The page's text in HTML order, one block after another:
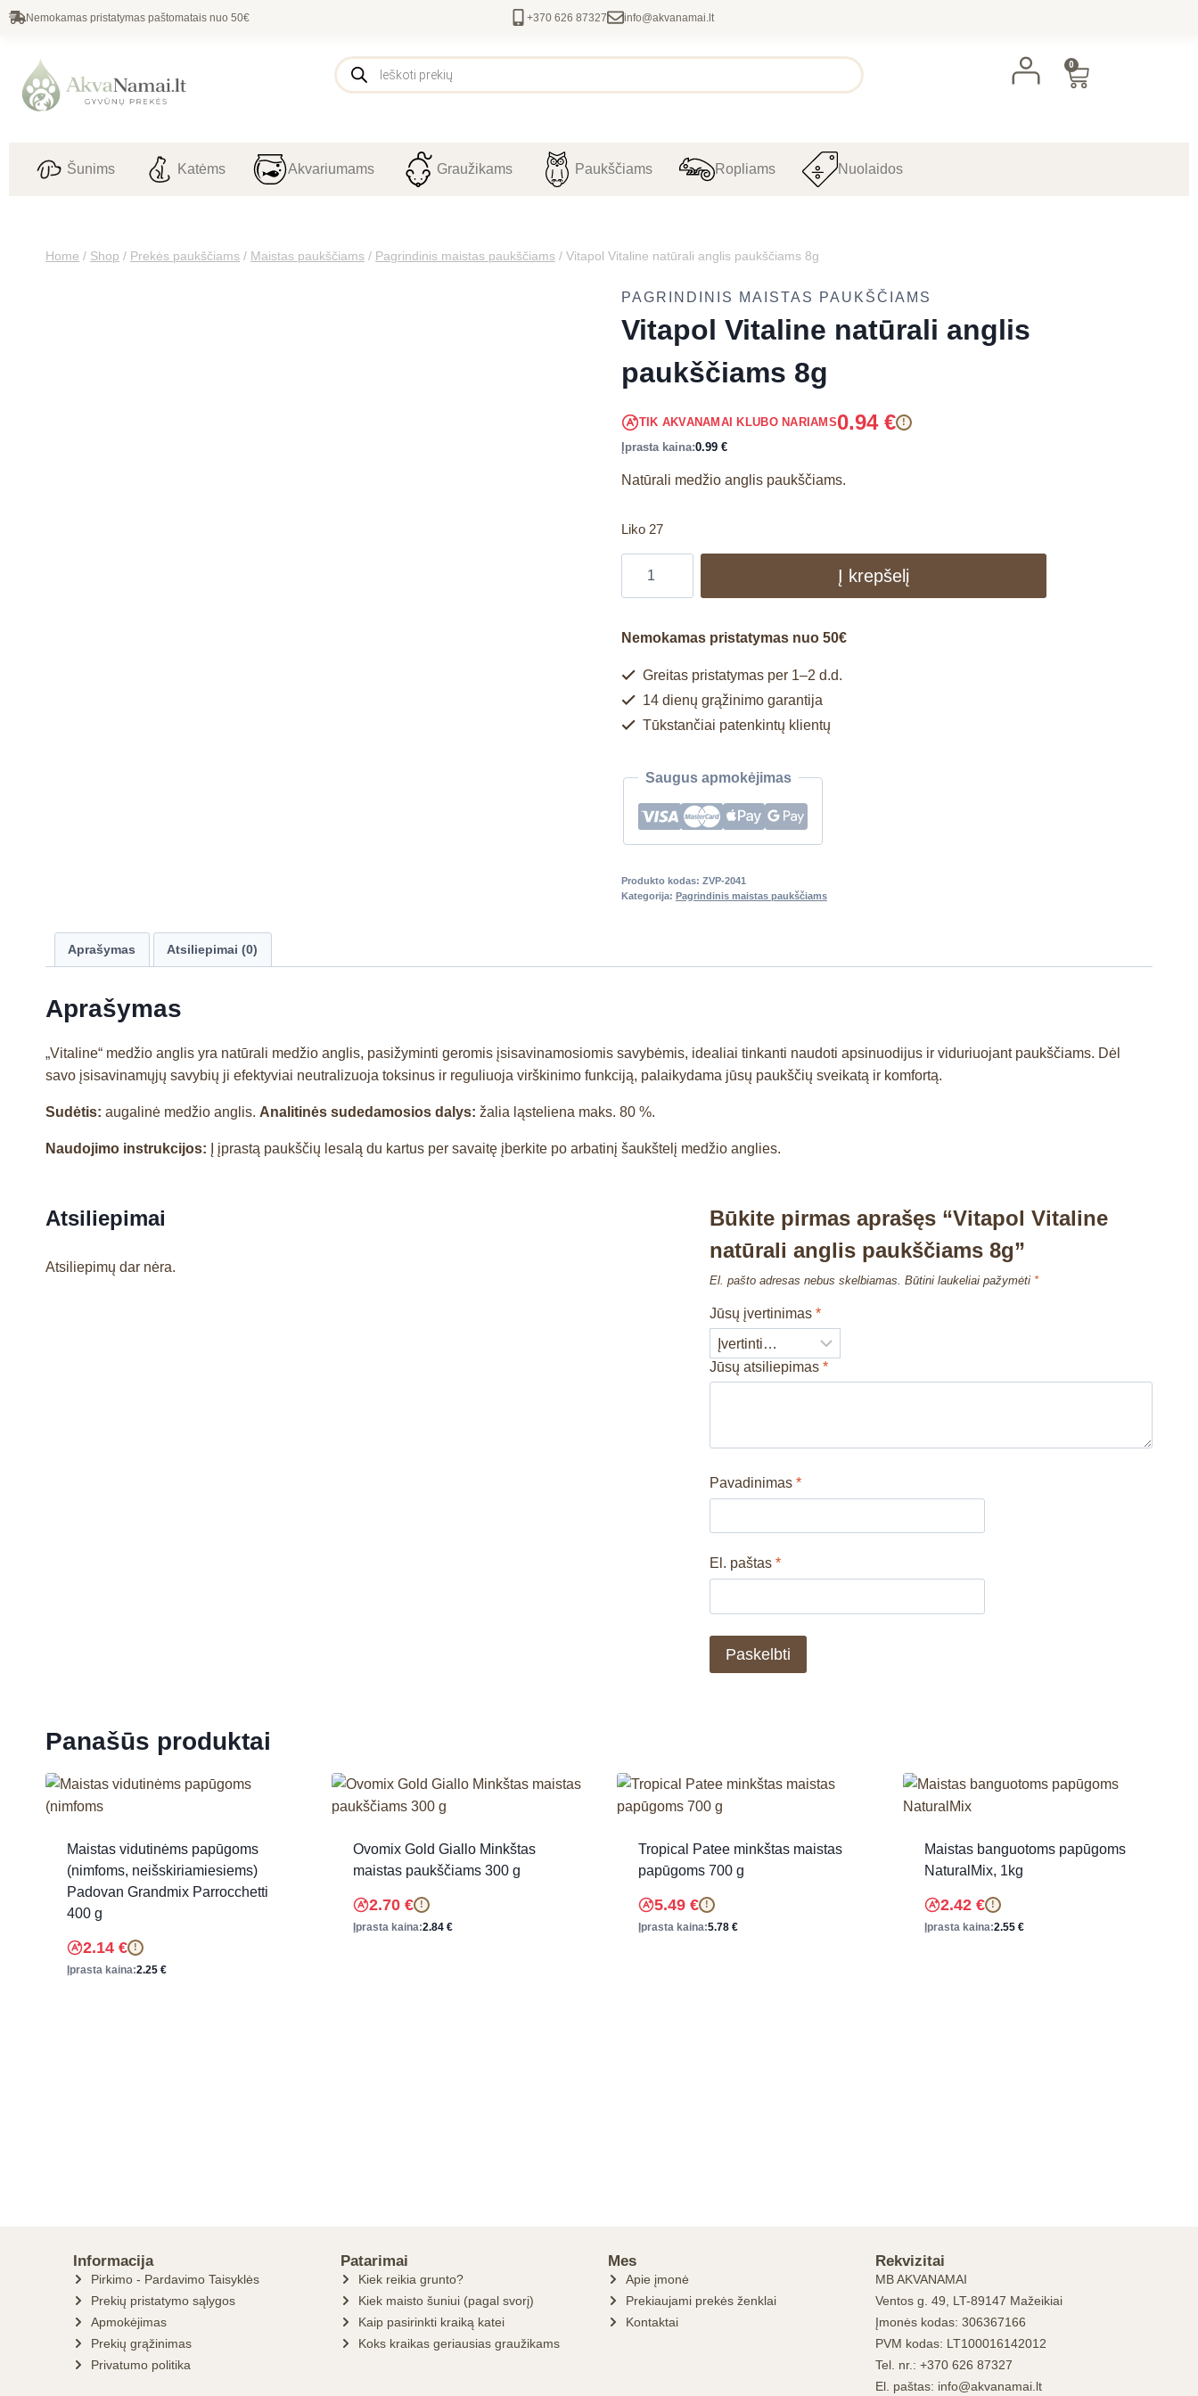
Nemokamas pristatymas paštomatais nuo 50€ +370 626 87327 info@akvanamai.lt
0
Šunims Katėms Akvariumams Graužikams Paukščiams Ropliams Nuolaidos
Home / Shop / Prekės paukščiams / Maistas paukščiams / Pagrindinis maistas paukščiams / Vitapol Vitaline natūrali anglis paukščiams 8g
PAGRINDINIS MAISTAS PAUKŠČIAMS
Vitapol Vitaline natūrali anglis
paukščiams 8g
TIK AKVANAMAI KLUBO NARIAMS0.94 € !
Įprasta kaina:0.99 €
Natūrali medžio anglis paukščiams.
Liko 27
Į krepšelį
Nemokamas pristatymas nuo 50€
Greitas pristatymas per 1–2 d.d.
14 dienų grąžinimo garantija
Tūkstančiai patenkintų klientų
Saugus apmokėjimas
Produkto kodas: ZVP-2041
Kategorija: Pagrindinis maistas paukščiams
Aprašymas Atsiliepimai (0)
Aprašymas
„Vitaline“ medžio anglis yra natūrali medžio anglis, pasižyminti geromis įsisavinamosiomis savybėmis, idealiai tinkanti naudoti apsinuodijus ir viduriuojant paukščiams. Dėl
savo įsisavinamųjų savybių ji efektyviai neutralizuoja toksinus ir reguliuoja virškinimo funkciją, palaikydama jūsų paukščių sveikatą ir komfortą.
Sudėtis: augalinė medžio anglis. Analitinės sudedamosios dalys: žalia ląsteliena maks. 80 %.
Naudojimo instrukcijos: Į įprastą paukščių lesalą du kartus per savaitę įberkite po arbatinį šaukštelį medžio anglies.
Atsiliepimai
Atsiliepimų dar nėra.
Būkite pirmas aprašęs “Vitapol Vitaline
natūrali anglis paukščiams 8g”
El. pašto adresas nebus skelbiamas. Būtini laukeliai pažymėti *
Jūsų įvertinimas*
Jūsų atsiliepimas*
Pavadinimas*
El. paštas*
Panašūs produktai
Maistas vidutinėms papūgoms
(nimfoms, neišskiriamiesiems)
Padovan Grandmix Parrocchetti
400 g
2.14 € !
Įprasta kaina:2.25 €
Ovomix Gold Giallo Minkštas
maistas paukščiams 300 g
2.70 € !
Įprasta kaina:2.84 €
Tropical Patee minkštas maistas
papūgoms 700 g
5.49 € !
Įprasta kaina:5.78 €
Maistas banguotoms papūgoms
NaturalMix, 1kg
2.42 € !
Įprasta kaina:2.55 €
Informacija
Pirkimo - Pardavimo Taisyklės
Prekių pristatymo sąlygos
Apmokėjimas
Prekių grąžinimas
Privatumo politika
Patarimai
Kiek reikia grunto?
Kiek maisto šuniui (pagal svorį)
Kaip pasirinkti kraiką katei
Koks kraikas geriausias graužikams
Mes
Apie įmonė
Prekiaujami prekės ženklai
Kontaktai
Rekvizitai
MB AKVANAMAI
Ventos g. 49, LT-89147 Mažeikiai
Įmonės kodas: 306367166
PVM kodas: LT100016142012
Tel. nr.: +370 626 87327
El. paštas: info@akvanamai.lt